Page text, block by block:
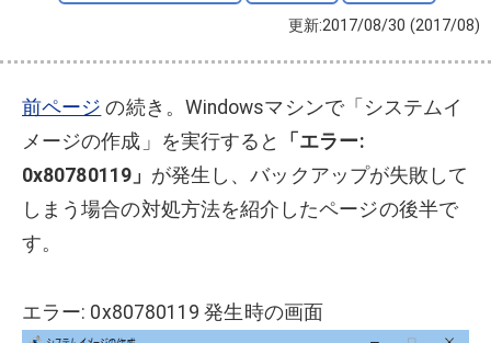
更新:2017/08/30 (2017/08)
前ページ の続き。Windowsマシンで「システムイ
メージの作成」を実行すると
「エラー:
0x80780119」 が発生し、バックアップが失敗して
しまう場合の対処方法を紹介したページの後半で
す。
エラー: 0x80780119 発生時の画面